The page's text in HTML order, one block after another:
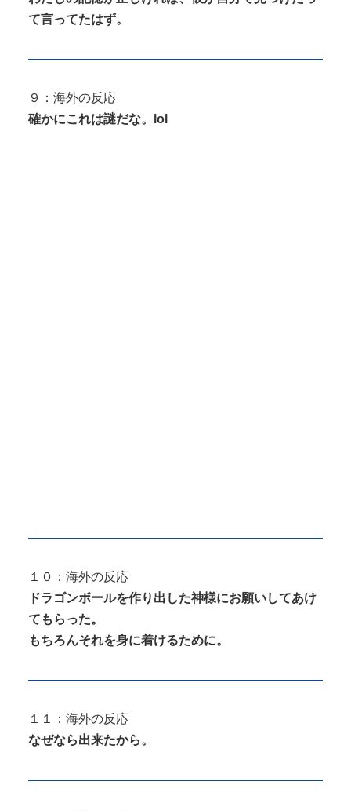
て言ってたはず。
９：海外の反応
確かにこれは謎だな。lol
１０：海外の反応
ドラゴンボールを作り出した神様にお願いしてあけ
てもらった。
もちろんそれを身に着けるために。
１１：海外の反応
なぜなら出来たから。